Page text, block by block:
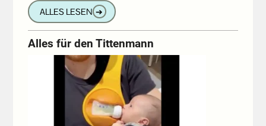
ALLES LESEN ➔
Alles für den Tittenmann